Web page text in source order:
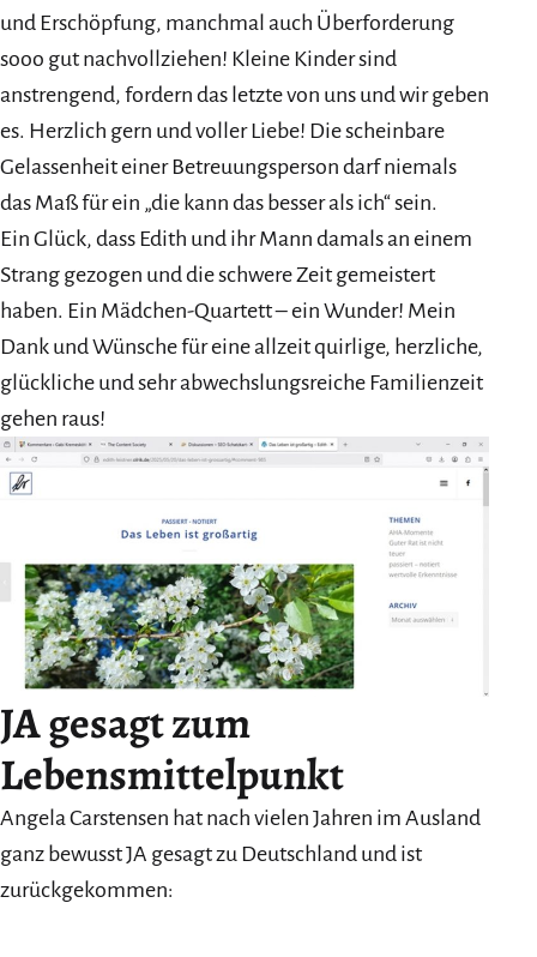
und Erschöpfung, manchmal auch Überforderung
sooo gut nachvollziehen! Kleine Kinder sind
anstrengend, fordern das letzte von uns und wir geben
es. Herzlich gern und voller Liebe! Die scheinbare
Gelassenheit einer Betreuungsperson darf niemals
das Maß für ein „die kann das besser als ich“ sein.
Ein Glück, dass Edith und ihr Mann damals an einem
Strang gezogen und die schwere Zeit gemeistert
haben. Ein Mädchen-Quartett – ein Wunder! Mein
Dank und Wünsche für eine allzeit quirlige, herzliche,
glückliche und sehr abwechslungsreiche Familienzeit
gehen raus!
JA gesagt zum
Lebensmittelpunkt
Angela Carstensen hat nach vielen Jahren im Ausland
ganz bewusst JA gesagt zu Deutschland und ist
zurückgekommen: